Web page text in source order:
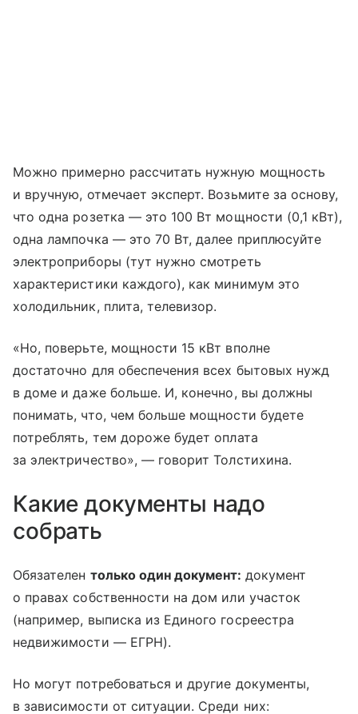
Можно примерно рассчитать нужную мощность
и вручную, отмечает эксперт. Возьмите за основу,
что одна розетка — это 100 Вт мощности (0,1 кВт),
одна лампочка — это 70 Вт, далее приплюсуйте
электроприборы (тут нужно смотреть
характеристики каждого), как минимум это
холодильник, плита, телевизор.
«Но, поверьте, мощности 15 кВт вполне
достаточно для обеспечения всех бытовых нужд
в доме и даже больше. И, конечно, вы должны
понимать, что, чем больше мощности будете
потреблять, тем дороже будет оплата
за электричество», — говорит Толстихина.
Какие документы надо
собрать
Обязателен только один документ: документ
о правах собственности на дом или участок
(например, выписка из Единого госреестра
недвижимости — ЕГРН).
Но могут потребоваться и другие документы,
в зависимости от ситуации. Среди них: